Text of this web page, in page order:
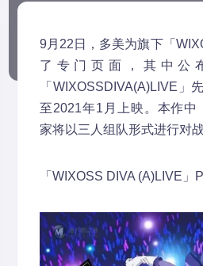
9月22日，多美为旗下「
了专门页面，其中公
「WIXOSSDIVA(A)LIVE」
至2021年1月上映。本作中
家将以三人组队形式进行对
「WIXOSS DIVA (A)LIVE」